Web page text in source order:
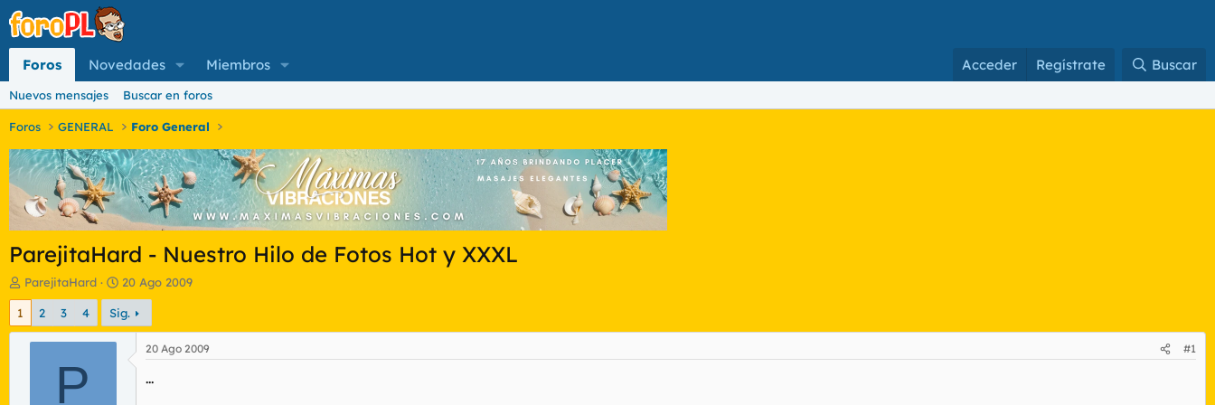
Foros Novedades Miembros Acceder Regístrate Buscar
Nuevos mensajes Buscar en foros
Foros GENERAL Foro General
ParejitaHard - Nuestro Hilo de Fotos Hot y XXXL
I
n
c
ParejitaHard
F
e
c
h
20 Ago 2009
1 2 3 4 Sig.
P
20 Ago 2009 #1
...